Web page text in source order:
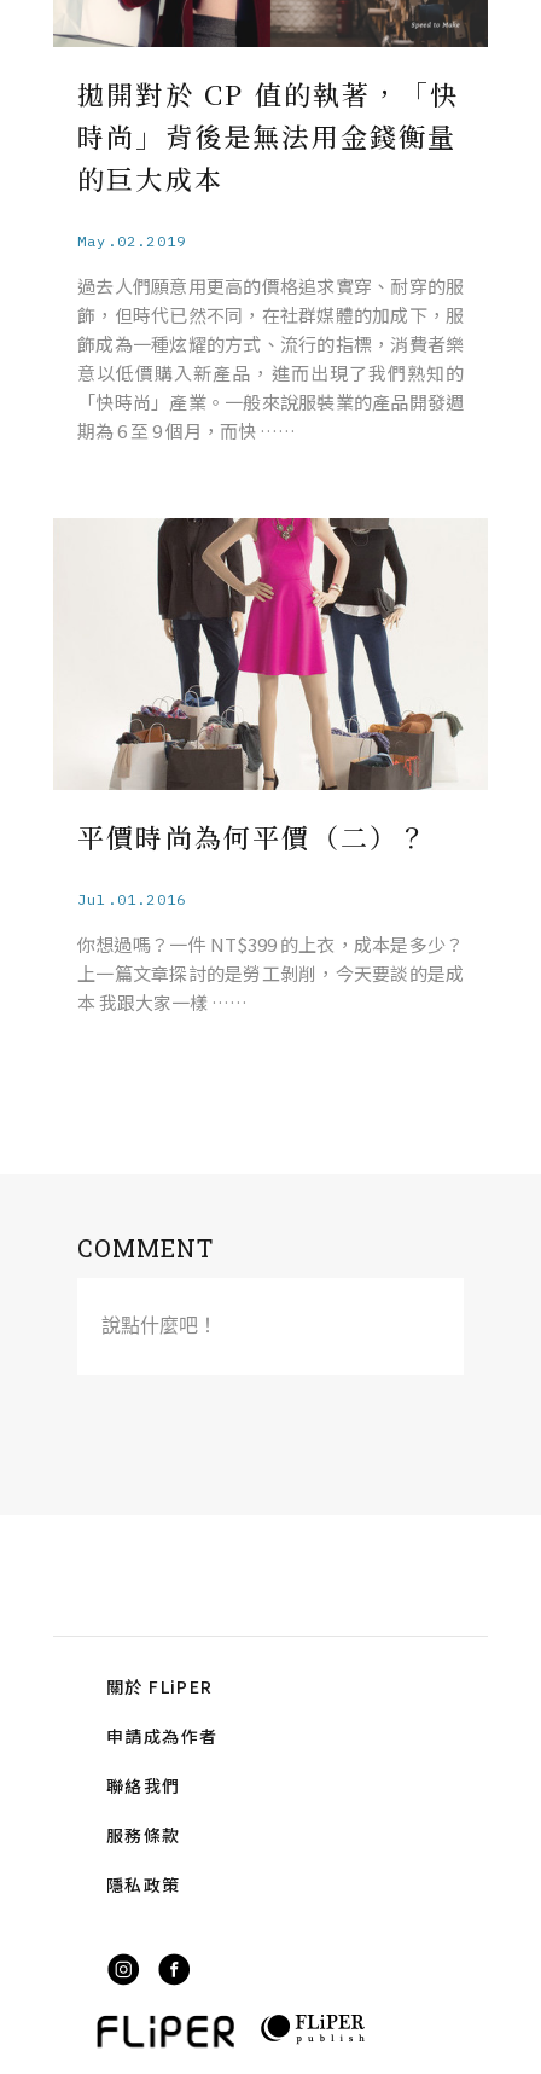
拋開對於 CP 值的執著，「快
時尚」背後是無法用金錢衡量
的巨大成本
May.02.2019
過去人們願意用更高的價格追求實穿、耐穿的服
飾，但時代已然不同，在社群媒體的加成下，服
飾成為一種炫耀的方式、流行的指標，消費者樂
意以低價購入新產品，進而出現了我們熟知的
「快時尚」產業。一般來說服裝業的產品開發週
期為 6 至 9 個月，而快 ……
平價時尚為何平價（二）？
Jul.01.2016
你想過嗎？一件 NT$399 的上衣，成本是多少？
上一篇文章探討的是勞工剝削，今天要談的是成
本 我跟大家一樣 ……
COMMENT
說點什麼吧！
關於 FLiPER
申請成為作者
聯絡我們
服務條款
隱私政策